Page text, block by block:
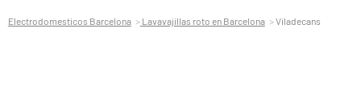
Electrodomesticos Barcelona Lavavajillas roto en Barcelona Viladecans